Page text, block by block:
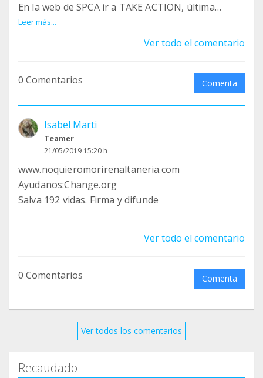
En la web de SPCA ir a TAKE ACTION, última
opción SIGN OUR PETITIONS, BAN GALGO
HUNTING. Llenar el formulario y contestar todos
Leer más...
Ver todo el comentario
0 Comentarios Comenta
Isabel Marti
Teamer
21/05/2019 15:20 h
www.noquieromorirenaltaneria.com
Ayudanos:Change.org
Salva 192 vidas. Firma y difunde
Ver todo el comentario
0 Comentarios Comenta
Ver todos los comentarios
Recaudado